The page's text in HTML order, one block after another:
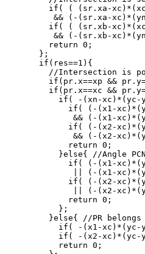
if( ( (sr.xa-xc)*(xc-
&& (-(sr.xa-xc)*(yn-
if( ( (sr.xb-xc)*(xc-
&& (-(sr.xb-xc)*(yn-
return 0;
};
if(res==1){
//Intersection is
if(pr.x==xp &&
if(pr.x==xc &&
if( -(xn-xc)*(yc-
if( (-(x1-xc)*(yc-
&& (-(x1-xc)*(yn-
if( (-(x2-xc)*(yc-
&& (-(x2-xc)*(yn-
return 0;
}else{ //Angle
if( (-(x1-xc)*(yc-
|| (-(x1-xc)*(yn-
if( (-(x2-xc)*(yc-
|| (-(x2-xc)*(yn-
return 0;
};
}else{ //PR belongs
if( -(x1-xc)*(yc-
if( -(x2-xc)*(yc-
return 0;